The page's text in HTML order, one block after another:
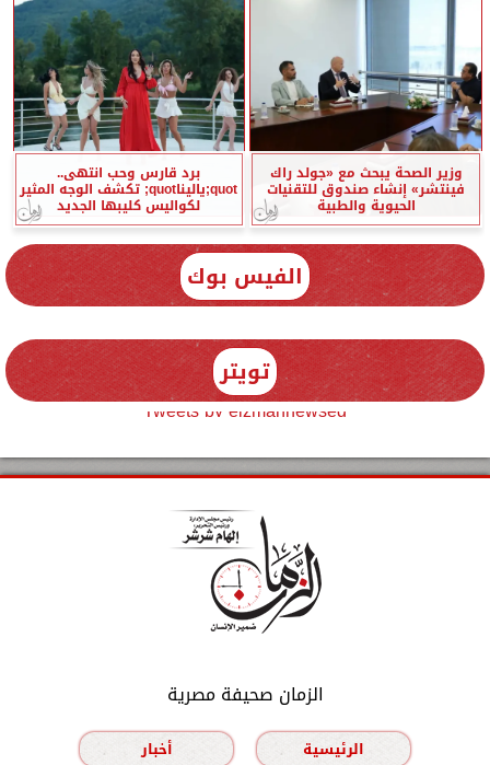
وزير الصحة يبحث مع «جولد راك
فينتشر» إنشاء صندوق للتقنيات
الحيوية والطبية
برد قارس وحب انتهى..
quot;ياليناquot; تكشف الوجه المثير
لكواليس كليبها الجديد
الفيس بوك
تويتر
Tweets by elzmannewseg
الزمان صحيفة مصرية
الرئيسية
أخبار